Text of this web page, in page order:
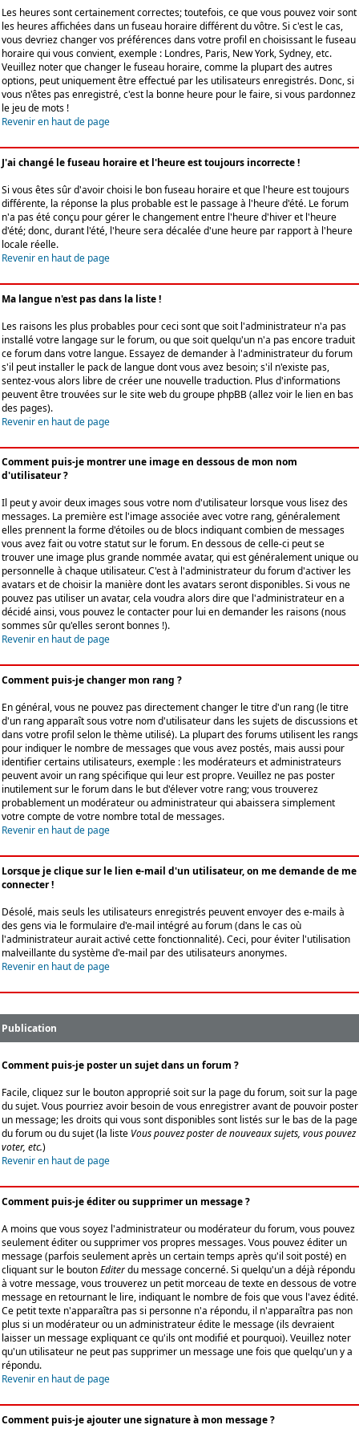
Les heures sont certainement correctes; toutefois, ce que vous pouvez voir sont
les heures affichées dans un fuseau horaire différent du vôtre. Si c'est le cas,
vous devriez changer vos préférences dans votre profil en choisissant le fuseau
horaire qui vous convient, exemple : Londres, Paris, New York, Sydney, etc.
Veuillez noter que changer le fuseau horaire, comme la plupart des autres
options, peut uniquement être effectué par les utilisateurs enregistrés. Donc, si
vous n'êtes pas enregistré, c'est la bonne heure pour le faire, si vous pardonnez
le jeu de mots !
Revenir en haut de page
J'ai changé le fuseau horaire et l'heure est toujours incorrecte !
Si vous êtes sûr d'avoir choisi le bon fuseau horaire et que l'heure est toujours
différente, la réponse la plus probable est le passage à l'heure d'été. Le forum
n'a pas été conçu pour gérer le changement entre l'heure d'hiver et l'heure
d'été; donc, durant l'été, l'heure sera décalée d'une heure par rapport à l'heure
locale réelle.
Revenir en haut de page
Ma langue n'est pas dans la liste !
Les raisons les plus probables pour ceci sont que soit l'administrateur n'a pas
installé votre langage sur le forum, ou que soit quelqu'un n'a pas encore traduit
ce forum dans votre langue. Essayez de demander à l'administrateur du forum
s'il peut installer le pack de langue dont vous avez besoin; s'il n'existe pas,
sentez-vous alors libre de créer une nouvelle traduction. Plus d'informations
peuvent être trouvées sur le site web du groupe phpBB (allez voir le lien en bas
des pages).
Revenir en haut de page
Comment puis-je montrer une image en dessous de mon nom
d'utilisateur ?
Il peut y avoir deux images sous votre nom d'utilisateur lorsque vous lisez des
messages. La première est l'image associée avec votre rang, généralement
elles prennent la forme d'étoiles ou de blocs indiquant combien de messages
vous avez fait ou votre statut sur le forum. En dessous de celle-ci peut se
trouver une image plus grande nommée avatar, qui est généralement unique ou
personnelle à chaque utilisateur. C'est à l'administrateur du forum d'activer les
avatars et de choisir la manière dont les avatars seront disponibles. Si vous ne
pouvez pas utiliser un avatar, cela voudra alors dire que l'administrateur en a
décidé ainsi, vous pouvez le contacter pour lui en demander les raisons (nous
sommes sûr qu'elles seront bonnes !).
Revenir en haut de page
Comment puis-je changer mon rang ?
En général, vous ne pouvez pas directement changer le titre d'un rang (le titre
d'un rang apparaît sous votre nom d'utilisateur dans les sujets de discussions et
dans votre profil selon le thème utilisé). La plupart des forums utilisent les rangs
pour indiquer le nombre de messages que vous avez postés, mais aussi pour
identifier certains utilisateurs, exemple : les modérateurs et administrateurs
peuvent avoir un rang spécifique qui leur est propre. Veuillez ne pas poster
inutilement sur le forum dans le but d'élever votre rang; vous trouverez
probablement un modérateur ou administrateur qui abaissera simplement
votre compte de votre nombre total de messages.
Revenir en haut de page
Lorsque je clique sur le lien e-mail d'un utilisateur, on me demande de me
connecter !
Désolé, mais seuls les utilisateurs enregistrés peuvent envoyer des e-mails à
des gens via le formulaire d'e-mail intégré au forum (dans le cas où
l'administrateur aurait activé cette fonctionnalité). Ceci, pour éviter l'utilisation
malveillante du système d'e-mail par des utilisateurs anonymes.
Revenir en haut de page
Publication
Comment puis-je poster un sujet dans un forum ?
Facile, cliquez sur le bouton approprié soit sur la page du forum, soit sur la page
du sujet. Vous pourriez avoir besoin de vous enregistrer avant de pouvoir poster
un message; les droits qui vous sont disponibles sont listés sur le bas de la page
du forum ou du sujet (la liste Vous pouvez poster de nouveaux sujets, vous pouvez
voter, etc.)
Revenir en haut de page
Comment puis-je éditer ou supprimer un message ?
A moins que vous soyez l'administrateur ou modérateur du forum, vous pouvez
seulement éditer ou supprimer vos propres messages. Vous pouvez éditer un
message (parfois seulement après un certain temps après qu'il soit posté) en
cliquant sur le boutonEditerdu message concerné. Si quelqu'un a déjà répondu
à votre message, vous trouverez un petit morceau de texte en dessous de votre
message en retournant le lire, indiquant le nombre de fois que vous l'avez édité.
Ce petit texte n'apparaîtra pas si personne n'a répondu, il n'apparaîtra pas non
plus si un modérateur ou un administrateur édite le message (ils devraient
laisser un message expliquant ce qu'ils ont modifié et pourquoi). Veuillez noter
qu'un utilisateur ne peut pas supprimer un message une fois que quelqu'un y a
répondu.
Revenir en haut de page
Comment puis-je ajouter une signature à mon message ?